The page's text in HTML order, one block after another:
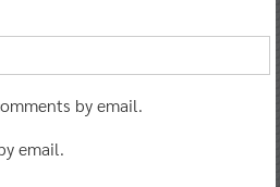
by email.
email.